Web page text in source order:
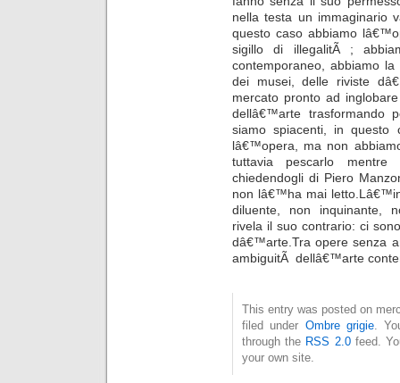
nella testa un immaginario
questo caso abbiamo
sigillo di illegalitÃ ;
contemporaneo, abbiamo
dei musei, delle riviste
mercato pronto ad
dellâ€™arte trasformando
siamo spiacenti, in questo
lâ€™opera, ma non
tuttavia pescarlo
chiedendogli di Piero
non lâ€™ha mai
diluente, non inquinante,
rivela il suo contrario: ci
dâ€™arte.Tra opere senza
ambiguitÃ dellâ€™arte
This entry was posted on
filed under Ombre grigie .
through the RSS 2.0feed.
your own site.